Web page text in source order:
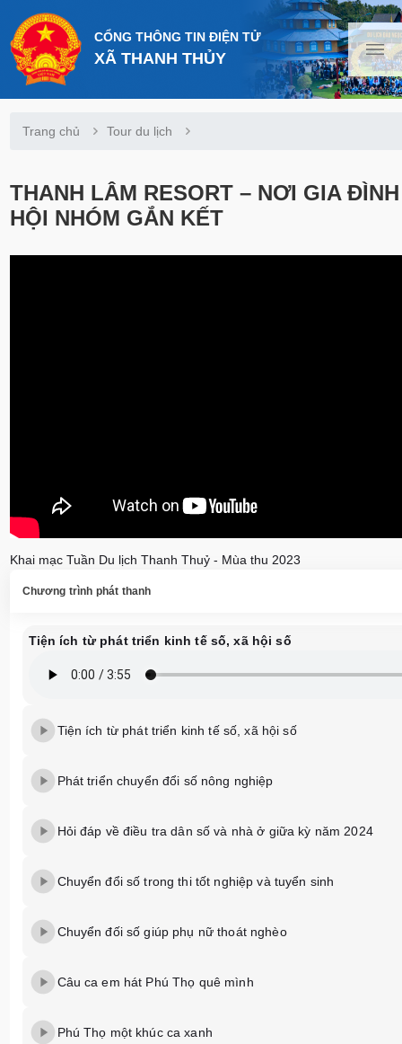
CỔNG THÔNG TIN ĐIỆN TỬ
XÃ THANH THỦY
Trang chủ Tour du lịch
THANH LÂM RESORT – NƠI GIA
HỘI NHÓM GẮN KẾT
Khai mạc Tuần Du lịch Thanh Thuỷ - Mùa thu 2023
Chương trình phát thanh
Tiện ích từ phát triển kinh tế số, xã hội số
Tiện ích từ phát triển kinh tế số, xã hội số
Phát triển chuyển đổi số nông nghiệp
Hỏi đáp về điều tra dân số và nhà ở giữa kỳ năm 2024
Chuyển đổi số trong thi tốt nghiệp và tuyển sinh
Chuyển đối số giúp phụ nữ thoát nghèo
Câu ca em hát Phú Thọ quê mình
Phú Thọ một khúc ca xanh